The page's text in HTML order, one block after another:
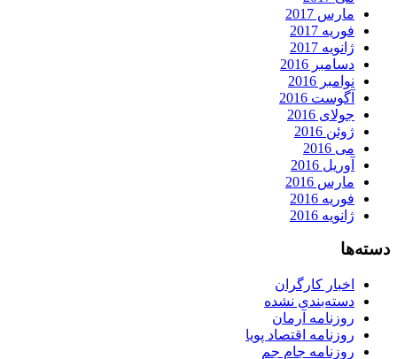
مارس 2017
فوریه 2017
ژانویه 2017
دسامبر 2016
نوامبر 2016
آگوست 2016
جولای 2016
ژوئن 2016
می 2016
آوریل 2016
مارس 2016
فوریه 2016
ژانویه 2016
دسته‌ها
اخبار کارگران
دسته‌بندی نشده
روزنامه آرمان
روزنامه اقتصاد پویا
روزنامه جام جم